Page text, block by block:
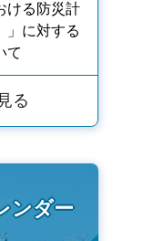
ける防災計
」に対する
て
る
ンダー